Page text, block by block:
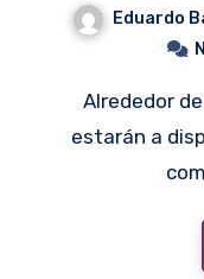
Eduardo
Alrededor de 500 etiquetas diferentes
estarán a